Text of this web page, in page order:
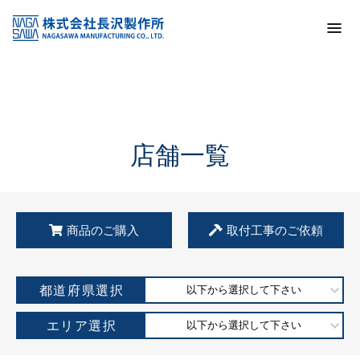
KSS加盟店・取扱店情報
店舗一覧
店舗一覧
商品のご購入 取付工事のご依頼
都道府県選択 以下から選択して下さい
エリア選択 以下から選択して下さい